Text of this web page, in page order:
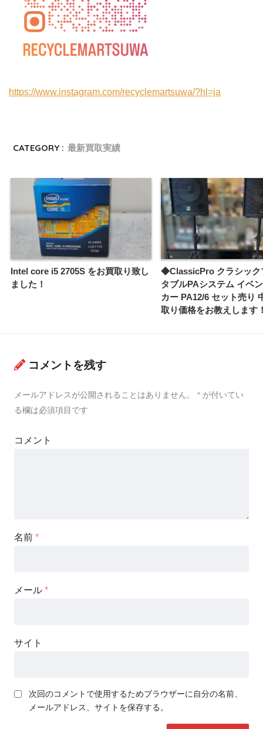
https://www.instagram.com/recyclemartsuwa/?hl=ja
CATEGORY : 最新買取実績
Intel core i5 2705S をお買取り致し
ました！
◆ClassicPro クラシック
タブルPAシステム イベ
カー PA12/6 セット売り
取り価格をお教えします
コメントを残す
メールアドレスが公開されることはありません。 * が付いてい
る欄は必須項目です
コメント
名前 *
メール *
サイト
次回のコメントで使用するためブラウザーに自分の名前、
メールアドレス、サイトを保存する。